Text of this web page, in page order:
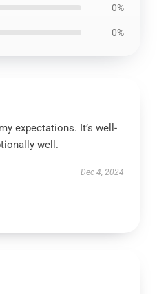
0%
0%
expectations. It’s well-
well.
Dec 4, 2024